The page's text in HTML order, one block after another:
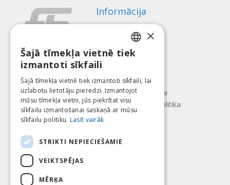
Informācija
Apmaksas veidi
Atteikuma tiesības
Par mums
Kontakti
Lietošanas noteikumi
Konfidencialitātes politika
Seko mums Atrodi mūs
Mēs pieņēmam
LATVIAN
LITHUANIAN
ESTONIAN
×
Šajā tīmekļa vietnē tiek
izmantoti sīkfaili
Šajā tīmekļa vietnē tiek izmantoti sīkfaili, lai
uzlabotu lietotāju pieredzi. Izmantojot
mūsu tīmekļa vietni, jūs piekrītat visu
sīkfailu izmantošanai saskaņā ar mūsu
sīkfailu politiku. Lasīt vairāk
STRIKTI NEPIECIEŠAMIE
VEIKTSPĒJAS
MĒRĶA